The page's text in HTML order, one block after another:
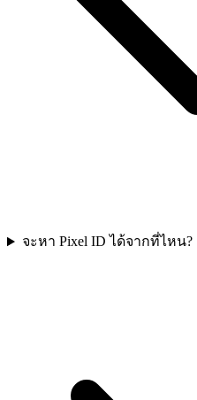
จะหา Pixel ID ได้จากที่ไหน?